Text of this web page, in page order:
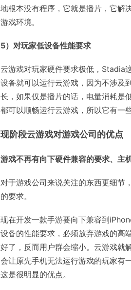
地根本没有程序，它就是播片，它解
游戏环境。
5）对玩家低设备性能要求
云游戏对玩家硬件要求极低，Stadia
设备就可以运行云游戏，因为不涉及
长，如果仅是播片的话，电量消耗是
都可以顺畅运行云游戏，所以它有一
现阶段云游戏对游戏公司的优点
游戏不再有向下硬件兼容的要求、主
对于游戏公司来说关注的东西更细节
的要求。
现在开发一款手游要向下兼容到
设备的性能要求，必须放弃游戏的高
好了，反而用户群会缩小。云游戏就
会让原先手机无法运行游戏的玩家有
这是很明显的优点。